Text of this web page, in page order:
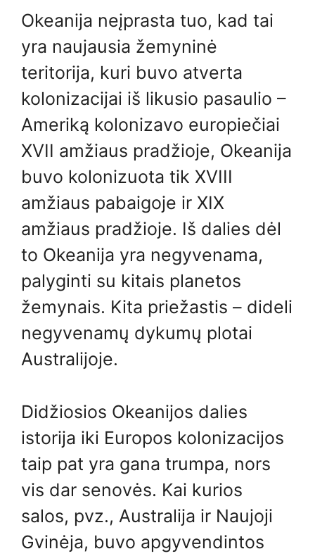
Okeanija neįprasta tuo, kad tai
yra naujausia žemyninė
teritorija, kuri buvo atverta
kolonizacijai iš likusio pasaulio –
Ameriką kolonizavo europiečiai
XVII amžiaus pradžioje, Okeanija
buvo kolonizuota tik XVIII
amžiaus pabaigoje ir XIX
amžiaus pradžioje. Iš dalies dėl
to Okeanija yra negyvenama,
palyginti su kitais planetos
žemynais. Kita priežastis – dideli
negyvenamų dykumų plotai
Australijoje.
Didžiosios Okeanijos dalies
istorija iki Europos kolonizacijos
taip pat yra gana trumpa, nors
vis dar senovės. Kai kurios
salos, pvz., Australija ir Naujoji
Gvinėja, buvo apgyvendintos